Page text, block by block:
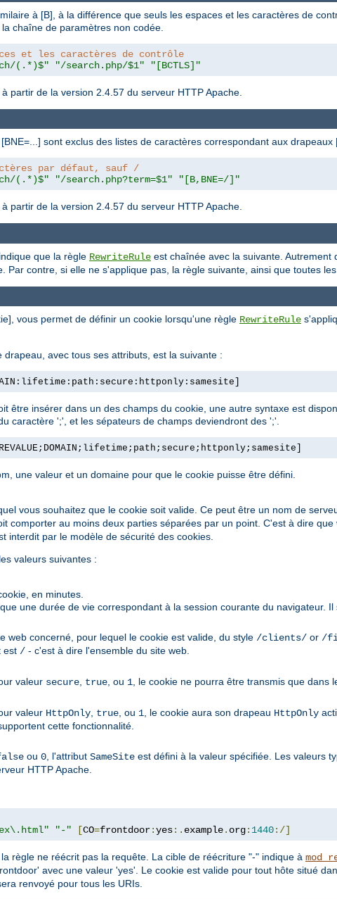
à [B], à la différence que seuls les espaces et les caractères de
chaîne de paramètres non codée.
et les caractères de contrôle
(.*)$" "/search.php/$1" "[BCTLS]"
partir de la version 2.4.57 du serveur HTTP Apache.
sont exclus des listes de caractères correspondant aux
par défaut, sauf /
(.*)$" "/search.php?term=$1" "[B,BNE=/]"
partir de la version 2.4.57 du serveur HTTP Apache.
que la règle RewriteRule est chaînée avec la suivante.
Par contre, si elle ne s'applique pas, la règle suivante, ainsi que toutes
vous permet de définir un cookie lorsqu'une règle RewriteRule
drapeau, avec tous ses attributs, est la suivante :
être insérer dans un des champs du cookie, une autre syntaxe est
caractère ';', et les sépateurs de champs deviendront des ';'.
une valeur et un domaine pour que le cookie puisse être défini.
vous souhaitez que le cookie soit valide. Ce peut être un nom de
comporter au moins deux parties séparées par un point. C'est à dire
interdit par le modèle de sécurité des cookies.
valeurs suivantes :
en minutes.
une durée de vie correspondant à la session courante du navigateur. Il
web concerné, pour lequel le cookie est valide, du style /clients/ or /
est / - c'est à dire l'ensemble du site web.
valeur secure true , ou 1 , le cookie ne pourra être transmis que dans
valeur HttpOnly true , ou 1 , le cookie aura son drapeau HttpOnly
cette fonctionnalité.
ou 0 , l'attribut SameSite est défini à la valeur spécifiée. Les valeurs
HTTP Apache.
"-" [CO=frontdoor:yes:. example. org: 1440:/]
règle ne réécrit pas la requête. La cible de réécriture "-" indique à
avec une valeur 'yes'. Le cookie est valide pour tout hôte situé
renvoyé pour tous les URIs.